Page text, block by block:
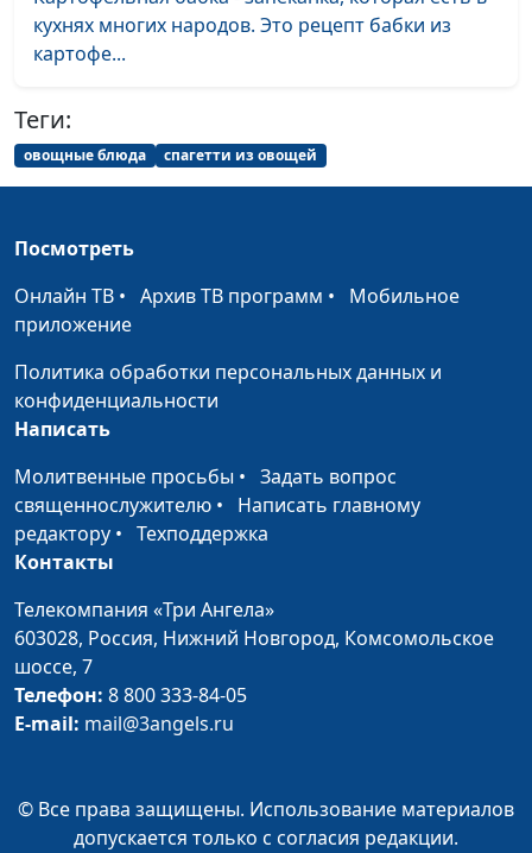
жизни и
Зачем нужны в
рационе белки
специалист по
модификации образа
Напитки для бодрости
модификации образа
оздоровлению
Льняной кисель —
суперфуд
Мария Бородеева,
специалист по
жизни и
немедикаментозному
Овсяный брауни
кухнях многих народов. Это рецепт бабки из
картофе...
Теги:
овощные блюда спагетти из овощей
Посмотреть
Онлайн ТВ • Архив ТВ программ • Мобильное
приложение
Политика обработки персональных данных и
конфиденциальности
Написать
Молитвенные просьбы • Задать вопрос
священнослужителю • Написать главному
редактору • Техподдержка
Контакты
Телекомпания «Три Ангела»
603028, Россия, Нижний Новгород, Комсомольское
шоссе, 7
Телефон: 8 800 333-84-05
E-mail: mail@3angels.ru
© Все права защищены. Использование материалов
допускается только с согласия редакции.